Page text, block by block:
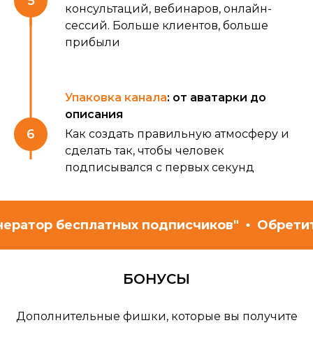
консультаций, вебинаров, онлайн-
сессий. Больше клиентов, больше
прибыли
Упаковка канала: от аватарки до
описания
Как создать правильную атмосферу и
сделать так, чтобы человек
подписывался с первых секунд
подписчиков" Обретите
БОНУСЫ
Дополнительные фишки, которые вы получите